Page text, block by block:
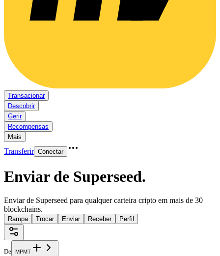
Transacionar
Descobrir
Gerir
Recompensas
Mais
Transferir Conectar
Enviar de Superseed.
Enviar de Superseed para qualquer carteira cripto em mais de 30
blockchains.
Rampa Trocar Enviar Receber Perfil
De MPMT